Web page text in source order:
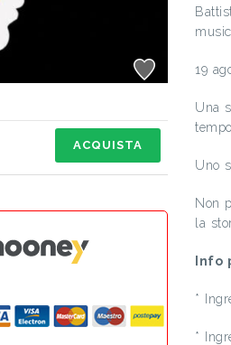
ACQUISTA
19
Una
Uno
Non
la
Info
*
*